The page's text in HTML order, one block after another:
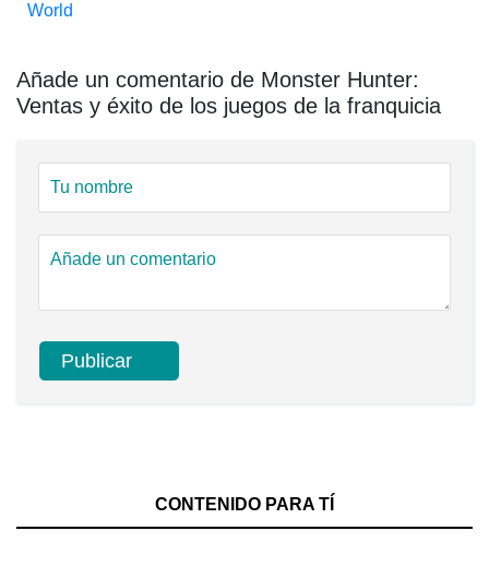
World
Añade un comentario de Monster Hunter:
Ventas y éxito de los juegos de la franquicia
CONTENIDO PARA TÍ